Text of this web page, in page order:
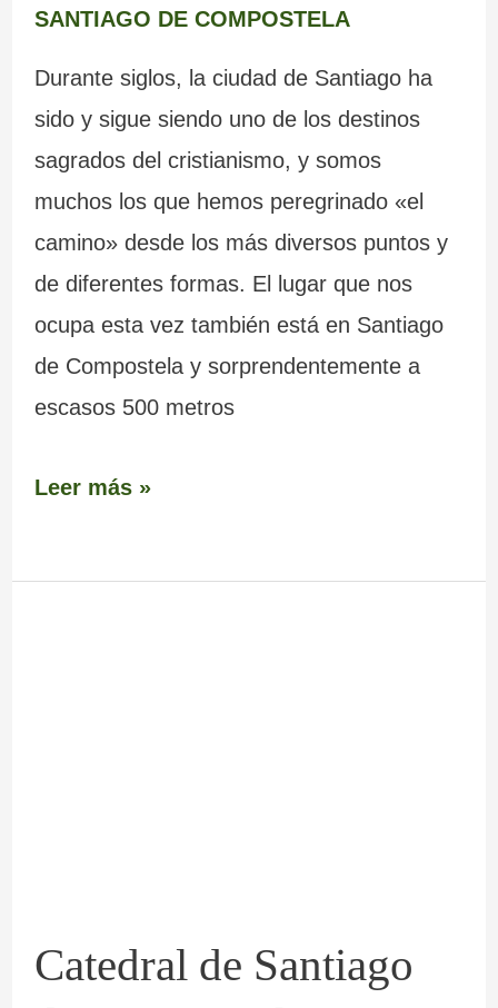
SANTIAGO DE COMPOSTELA
Durante siglos, la ciudad de Santiago ha
sido y sigue siendo uno de los destinos
sagrados del cristianismo, y somos
muchos los que hemos peregrinado «el
camino» desde los más diversos puntos y
de diferentes formas. El lugar que nos
ocupa esta vez también está en Santiago
de Compostela y sorprendentemente a
escasos 500 metros
Leer más »
Catedral de Santiago